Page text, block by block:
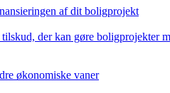
af dit boligprojekt
der kan gøre boligprojekter
økonomiske vaner